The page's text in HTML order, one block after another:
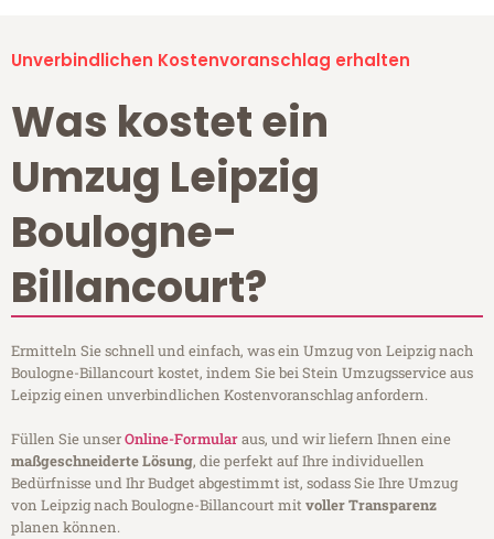
Unverbindlichen Kostenvoranschlag erhalten
Was kostet ein
Umzug Leipzig
Boulogne-
Billancourt?
Ermitteln Sie schnell und einfach, was ein Umzug von Leipzig nach
Boulogne-Billancourt kostet, indem Sie bei Stein Umzugsservice aus
Leipzig einen unverbindlichen Kostenvoranschlag anfordern.
Füllen Sie unserOnline-Formularaus, und wir liefern Ihnen eine
maßgeschneiderte Lösung, die perfekt auf Ihre individuellen
Bedürfnisse und Ihr Budget abgestimmt ist, sodass Sie Ihre Umzug
von Leipzig nach Boulogne-Billancourt mitvoller Transparenz
planen können.